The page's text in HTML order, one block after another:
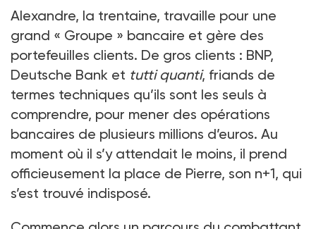
Alexandre, la trentaine, travaille pour une
grand « Groupe » bancaire et gère des
portefeuilles clients. De gros clients : BNP,
Deutsche Bank et tutti quanti, friands de
termes techniques qu’ils sont les seuls à
comprendre, pour mener des opérations
bancaires de plusieurs millions d’euros. Au
moment où il s’y attendait le moins, il prend
officieusement la place de Pierre, son n+1, qui
s’est trouvé indisposé.